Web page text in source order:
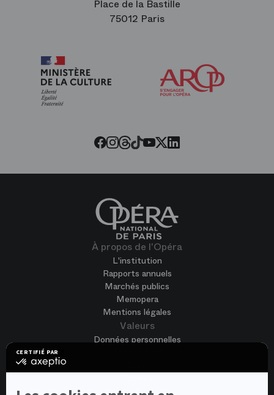
CERTIFIÉ PAR
certifié
Place de la Bastille
75012 Paris
Facebook
Instagram
Threads
Tiktok
Youtube
Twitter
LinkedIn
À propos de l'Opéra
L'institution
Rapports annuels
Marchés publics
Memopera
Mentions légales
Valeurs
Données personnelles
Nous rejoindre